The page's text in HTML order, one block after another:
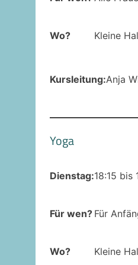
Wo? Kleine
Kursleitung:Anja
Yoga
Dienstag:
Für wen?
Wo?
18:15 bis
Für
Kleine